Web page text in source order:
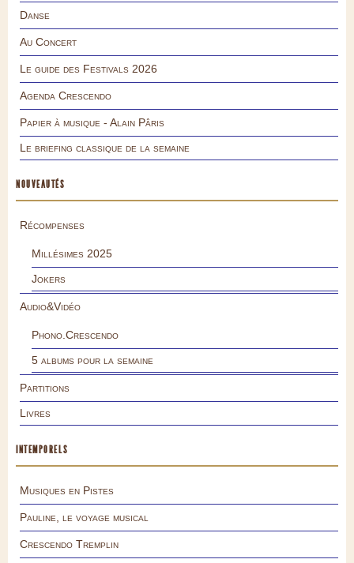
Danse
Au Concert
Le guide des Festivals 2026
Agenda Crescendo
Papier à musique - Alain Pâris
Le briefing classique de la semaine
NOUVEAUTÉS
Récompenses
Millésimes 2025
Jokers
Audio&Vidéo
Phono.Crescendo
5 albums pour la semaine
Partitions
Livres
INTEMPORELS
Musiques en Pistes
Pauline, le voyage musical
Crescendo Tremplin